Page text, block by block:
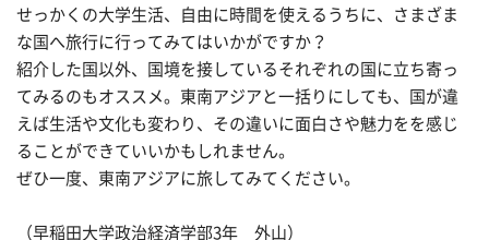
せっかくの大学生活、自由に時間を使えるうちに、さまざま
な国へ旅行に行ってみてはいかがですか？
紹介した国以外、国境を接しているそれぞれの国に立ち寄っ
てみるのもオススメ。東南アジアと一括りにしても、国が違
えば生活や文化も変わり、その違いに面白さや魅力をを感じ
ることができていいかもしれません。
ぜひ一度、東南アジアに旅してみてください。
（早稲田大学政治経済学部3年 外山）